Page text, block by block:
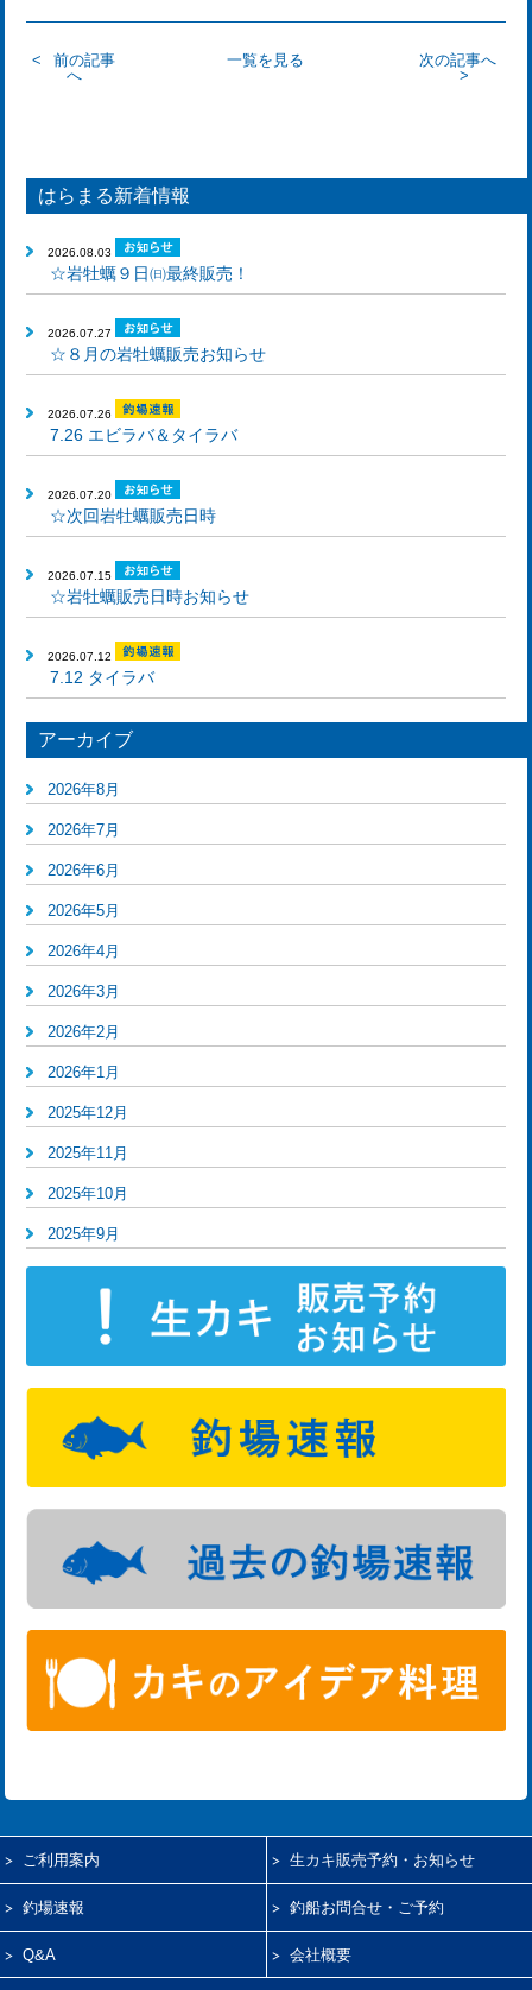
前の記事
へ
一覧を見る 次の記事へ
はらまる新着情報
2026.08.03
☆岩牡蠣９日㈰最終販売！
2026.07.27
☆８月の岩牡蠣販売お知らせ
2026.07.26
7.26 エビラバ＆タイラバ
2026.07.20
☆次回岩牡蠣販売日時
2026.07.15
☆岩牡蠣販売日時お知らせ
2026.07.12
7.12 タイラバ
アーカイブ
2026年8月
2026年7月
2026年6月
2026年5月
2026年4月
2026年3月
2026年2月
2026年1月
2025年12月
2025年11月
2025年10月
2025年9月
ご利用案内 生カキ販売予約・お知らせ
釣場速報 釣船お問合せ・ご予約
Q&A 会社概要